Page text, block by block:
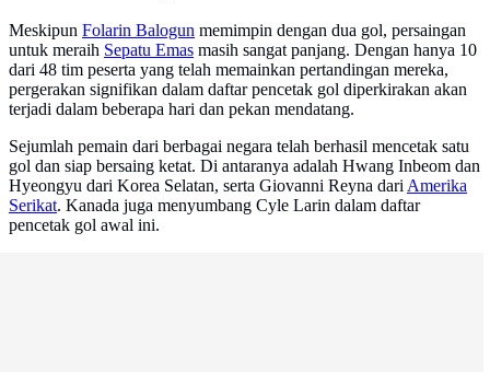
Meskipun Folarin Balogun memimpin dengan dua gol, persaingan
untuk meraih Sepatu Emas masih sangat panjang. Dengan hanya 10
dari 48 tim peserta yang telah memainkan pertandingan mereka,
pergerakan signifikan dalam daftar pencetak gol diperkirakan akan
terjadi dalam beberapa hari dan pekan mendatang.
Sejumlah pemain dari berbagai negara telah berhasil mencetak satu
gol dan siap bersaing ketat. Di antaranya adalah Hwang Inbeom dan
Hyeongyu dari Korea Selatan, serta Giovanni Reyna dari Amerika
Serikat. Kanada juga menyumbang Cyle Larin dalam daftar
pencetak gol awal ini.